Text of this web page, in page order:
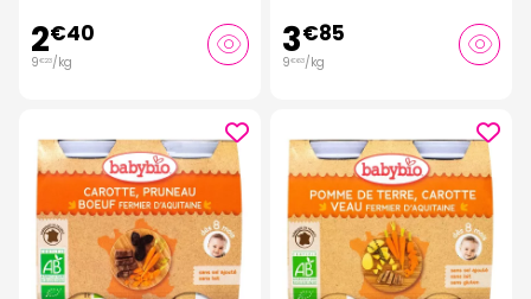
2€40
9€23/kg 3€85
9€63/kg